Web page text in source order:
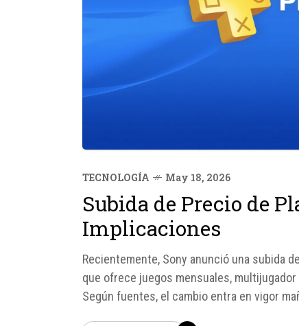
TECNOLOGÍA May 18, 2026
Subida de Precio de
Implicaciones
Recientemente, Sony anunció una subida
que ofrece juegos mensuales,
Según fuentes, el cambio entra en vigor